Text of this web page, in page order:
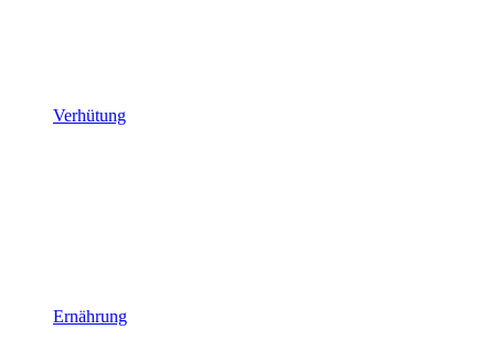
Verhütung
Ernährung